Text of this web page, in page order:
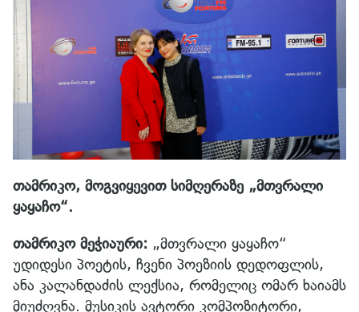
თამრიკო, მოგვიყევით სიმღერაზე „მთვრალი
ყაყაჩო“.
თამრიკო მეჭიაური: „მთვრალი ყაყაჩო“
უდიდესი პოეტის, ჩვენი პოეზიის დედოფლის,
ანა კალანდაძის ლექსია, რომელიც ომარ ხაიამს
მიუძღვნა. მუსიკის ავტორი კომპოზიტორი,